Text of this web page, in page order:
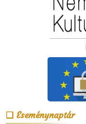
Eseménynaptár